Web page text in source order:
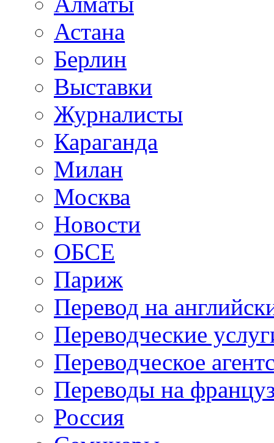
Астана
Берлин
Выставки
Журналисты
Караганда
Милан
Москва
Новости
ОБСЕ
Париж
Перевод на
Переводческие
Переводческое
Переводы на
Россия